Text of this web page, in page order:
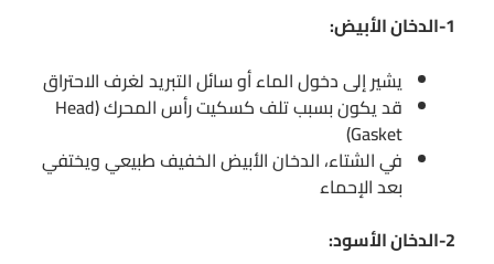
1-الدخان الأبيض:
يشير إلى دخول الماء أو سائل التبريد لغرف الاحتراق
قد يكون بسبب تلف كسكيت رأس المحرك (Head
Gasket)
في الشتاء، الدخان الأبيض الخفيف طبيعي ويختفي
بعد الإحماء
2-الدخان الأسود: